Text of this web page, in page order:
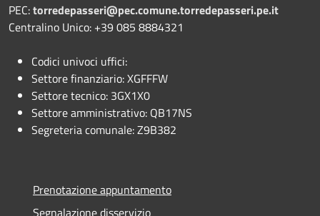
PEC:torredepasseri@pec.comune.torredepasseri.pe.it
Centralino Unico: +39 085 8884321
Codici univoci uffici:
Settore finanziario: XGFFFW
Settore tecnico: 3GX1X0
Settore amministrativo: QB17NS
Segreteria comunale: Z9B382
Prenotazione appuntamento
Segnalazione disservizio